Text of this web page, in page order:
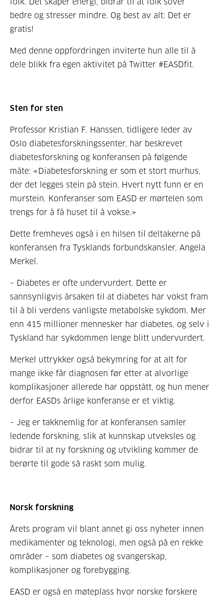
bedre og stresser mindre. Og best av alt: Det er
gratis!
Med denne oppfordringen inviterte hun alle til å
dele blikk fra egen aktivitet på Twitter #EASDfit.
Sten for sten
Professor Kristian F. Hanssen, tidligere leder av
Oslo diabetesforskningssenter, har beskrevet
diabetesforskning og konferansen på følgende
måte: «Diabetesforskning er som et stort murhus,
der det legges stein på stein. Hvert nytt funn er en
murstein. Konferanser som EASD er mørtelen som
trengs for å få huset til å vokse.»
Dette fremheves også i en hilsen til deltakerne på
konferansen fra Tysklands forbundskansler, Angela
Merkel.
– Diabetes er ofte undervurdert. Dette er
sannsynligvis årsaken til at diabetes har vokst fram
til å bli verdens vanligste metabolske sykdom. Mer
enn 415 millioner mennesker har diabetes, og selv i
Tyskland har sykdommen lenge blitt undervurdert.
Merkel uttrykker også bekymring for at alt for
mange ikke får diagnosen før etter at alvorlige
komplikasjoner allerede har oppstått, og hun mener
derfor EASDs årlige konferanse er et viktig.
– Jeg er takknemlig for at konferansen samler
ledende forskning, slik at kunnskap utveksles og
bidrar til at ny forskning og utvikling kommer de
berørte til gode så raskt som mulig.
Norsk forskning
Årets program vil blant annet gi oss nyheter innen
medikamenter og teknologi, men også på en rekke
områder – som diabetes og svangerskap,
komplikasjoner og forebygging.
EASD er også en møteplass hvor norske forskere